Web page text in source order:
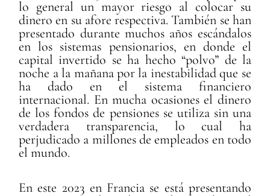
lo general un mayor riesgo al colocar su
dinero en su afore respectiva. También se han
presentado durante muchos años escándalos
en los sistemas pensionarios, en donde el
capital invertido se ha hecho “polvo” de la
noche a la mañana por la inestabilidad que se
ha dado en el sistema financiero
internacional. En mucha ocasiones el dinero
de los fondos de pensiones se utiliza sin una
verdadera transparencia, lo cual ha
perjudicado a millones de empleados en todo
el mundo.
En este 2023 en Francia se está presentando